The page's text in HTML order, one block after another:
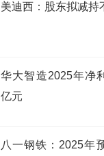
美迪西：股东拟减持
华大智造2025年净
亿元
八一钢铁：2025年